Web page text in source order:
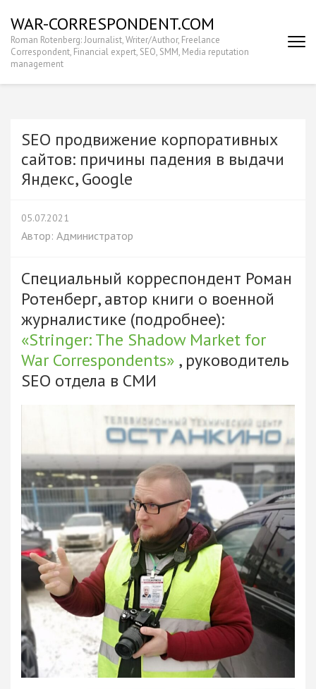
содержимому
(нажмите
WAR-CORRESPONDENT.COM
Roman Rotenberg: Journalist, Writer/Author, Freelance
Correspondent, Financial expert, SEO, SMM, Media reputation
management
SEO продвижение корпоративных
сайтов: причины падения в выдачи
Яндекс, Google
05.07.2021
Автор: Администратор
Специальный корреспондент Роман
Ротенберг, автор книги о военной
журналистике (подробнее):
«Stringer: The Shadow Market for
War Correspondents» , руководитель
SEO отдела в СМИ